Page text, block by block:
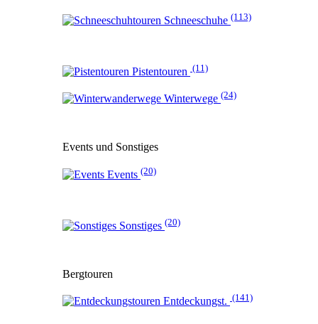
Schneeschuhe (113)
Pistentouren (11)
Winterwege (24)
Events und Sonstiges
Events (20)
Sonstiges (20)
Bergtouren
Entdeckungst. (141)